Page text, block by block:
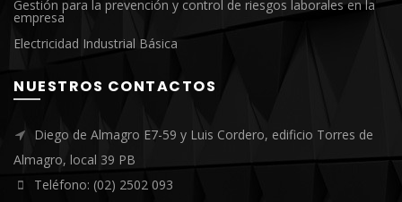
Gestión para la prevención y control de riesgos laborales en la
empresa
Electricidad Industrial Básica
NUESTROS CONTACTOS
Diego de Almagro E7-59 y Luis Cordero, edificio Torres de
Almagro, local 39 PB
Teléfono: (02) 2502 093